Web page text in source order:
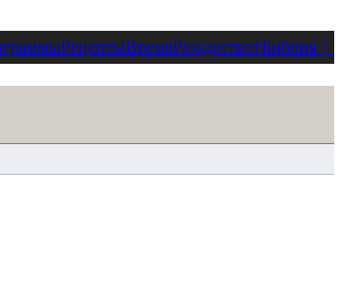
РецептыВремяРождество†Библия ⋮